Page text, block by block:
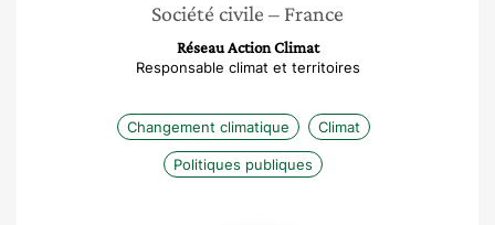
Société civile – France
Réseau Action Climat
Responsable climat et territoires
Changement climatique Climat
Politiques publiques